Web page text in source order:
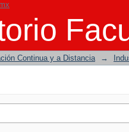
Continua y a Distancia →